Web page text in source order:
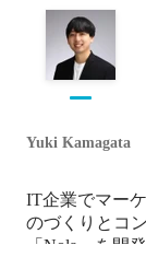
Yuki Kamagata
IT企業でマー
のづくりとコ
「Nola」を開